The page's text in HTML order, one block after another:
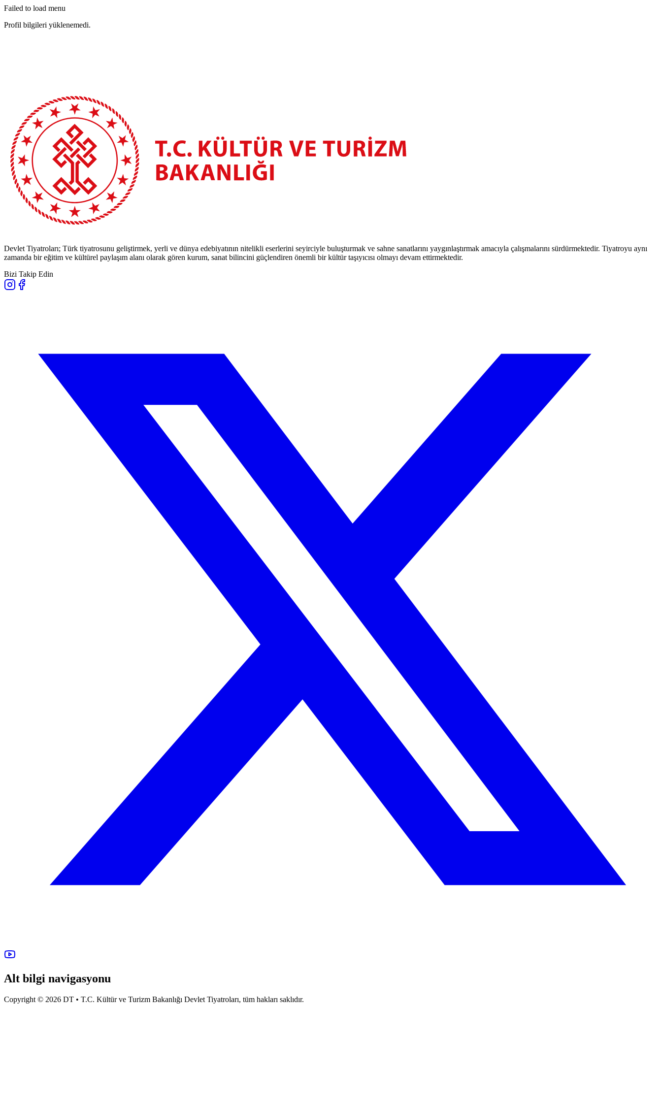
Failed to load menu
Profil bilgileri yüklenemedi.
Devlet Tiyatroları; Türk tiyatrosunu geliştirmek, yerli ve dünya edebiyatının nitelikli eserlerini seyirciyle buluşturmak ve sahne sanatlarını yaygınlaştırmak amacıyla çalışmalarını sürdürmektedir. Tiyatroyu aynı
zamanda bir eğitim ve kültürel paylaşım alanı olarak gören kurum, sanat bilincini güçlendiren önemli bir kültür taşıyıcısı olmayı devam ettirmektedir.
Bizi Takip Edin
Alt bilgi navigasyonu
Copyright © 2026 DT • T.C. Kültür ve Turizm Bakanlığı Devlet Tiyatroları, tüm hakları saklıdır.